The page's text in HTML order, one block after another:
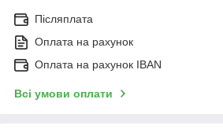
Післяплата
Оплата на рахунок
Оплата на рахунок IBAN
Всі умови оплати